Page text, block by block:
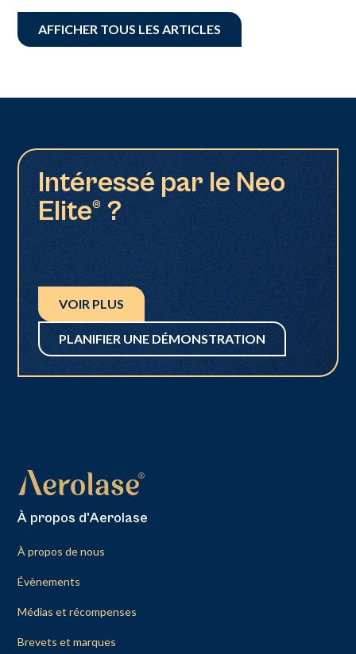
AFFICHER TOUS LES ARTICLES
Intéressé par le Neo
Elite® ?
VOIR PLUS
PLANIFIER UNE DÉMONSTRATION
À propos d'Aerolase
À propos de nous
Évènements
Médias et récompenses
Brevets et marques